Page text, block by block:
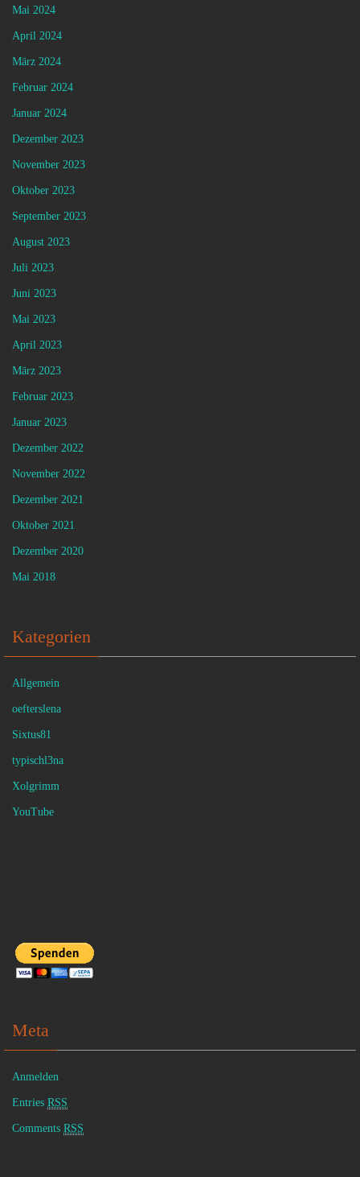
Mai 2024
April 2024
März 2024
Februar 2024
Januar 2024
Dezember 2023
November 2023
Oktober 2023
September 2023
August 2023
Juli 2023
Juni 2023
Mai 2023
April 2023
März 2023
Februar 2023
Januar 2023
Dezember 2022
November 2022
Dezember 2021
Oktober 2021
Dezember 2020
Mai 2018
Kategorien
Allgemein
oefterslena
Sixtus81
typischl3na
Xolgrimm
YouTube
Meta
Anmelden
Entries RSS
Comments RSS